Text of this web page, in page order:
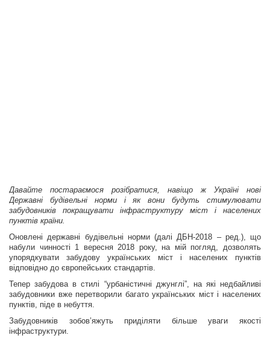
Давайте постараємося розібратися, навіщо ж Україні нові
Державні будівельні норми і як вони будуть стимулювати
забудовників покращувати інфраструктуру міст і населених
пунктів країни.
Оновлені державні будівельні норми (далі ДБН-2018 – ред.), що
набули чинності 1 вересня 2018 року, на мій погляд, дозволять
упорядкувати забудову українських міст і населених пунктів
відповідно до європейських стандартів.
Тепер забудова в стилі “урбаністичні джунглі”, на які недбайливі
забудовники вже перетворили багато українських міст і населених
пунктів, піде в небуття.
Забудовників зобов’яжуть приділяти більше уваги якості
інфраструктури.